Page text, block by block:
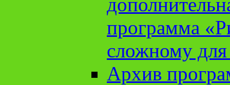
программа
сложному
Архив